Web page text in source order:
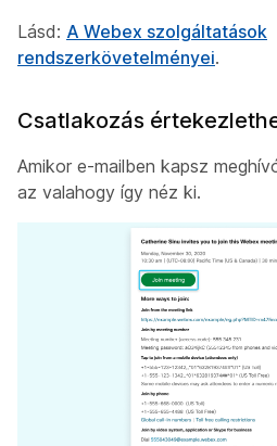
Lásd: A Webex szolgáltatások
rendszerkövetelményei.
Csatlakozás
Amikor e-mailben kapsz
az valahogy így néz ki.